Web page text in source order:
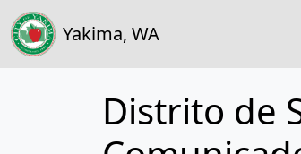
Yakima, WA
Distrito de